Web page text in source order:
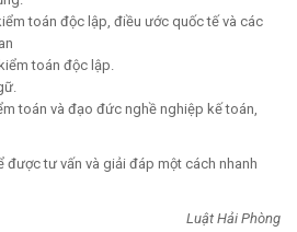
toán độc lập, điều ước quốc tế và các
toán độc lập.
toán và đạo đức nghề nghiệp kế toán,
được tư vấn và giải đáp một cách nhanh
Luật Hải Phòng